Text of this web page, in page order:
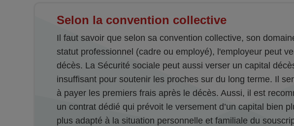
Selon la convention collective
Il faut savoir que selon sa convention collective, son
statut professionnel (cadre ou employé), l'employeur peut
décès. La Sécurité sociale peut aussi verser un capital
insuffisant pour soutenir les proches sur du long terme. Il
à payer les premiers frais après le décès. Aussi, il est
un contrat dédié qui prévoit le versement d’un capital bien
plus adapté à la situation personnelle et familiale du